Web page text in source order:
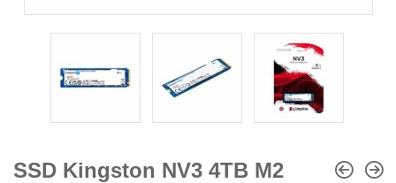
SSD Kingston NV3 4TB M2